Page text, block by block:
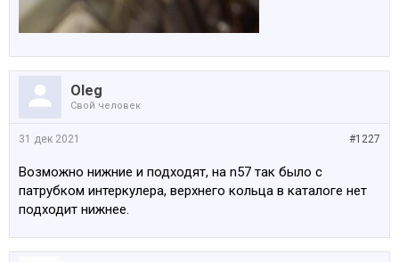
Oleg
Свой человек
#1227
31 дек 2021
Возможно нижние и подходят, на n57 так было с
патрубком интеркулера, верхнего кольца в каталоге нет
подходит нижнее.